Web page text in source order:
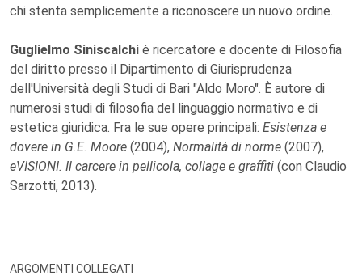
chi stenta semplicemente a riconoscere un nuovo ordine.
Guglielmo Siniscalchi è ricercatore e docente di Filosofia
del diritto presso il Dipartimento di Giurisprudenza
dell'Università degli Studi di Bari "Aldo Moro". È autore di
numerosi studi di filosofia del linguaggio normativo e di
estetica giuridica. Fra le sue opere principali: Esistenza e
dovere in G.E. Moore (2004), Normalità di norme (2007),
eVISIONI. Il carcere in pellicola, collage e graffiti (con Claudio
Sarzotti, 2013).
ARGOMENTI COLLEGATI